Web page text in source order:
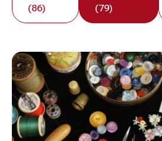
(86)
(79)